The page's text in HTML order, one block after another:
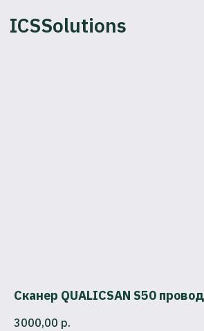
ICSSolutions
Сканер QUALICSAN S50
3000,00 р.